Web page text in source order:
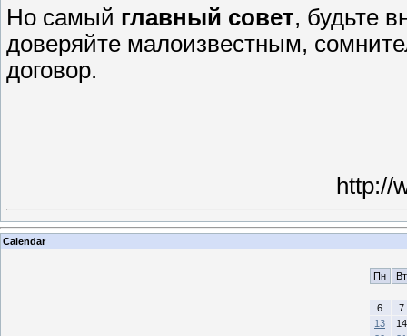
Но самый главный совет, будьте
доверяйте малоизвестным,
договор.
http://
Calendar
Пн Вт
6
7
13
14